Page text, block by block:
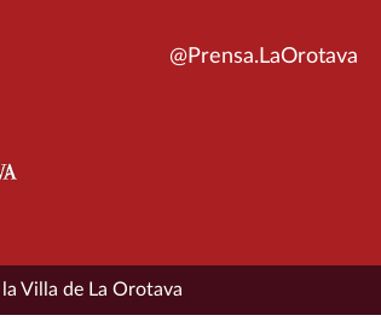
@Prensa.LaOrotava
Villa de La Orotava